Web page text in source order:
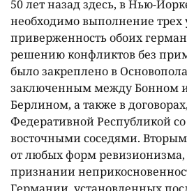
50 лет назад здесь, в Нью-
необходимо выполнение трех
приверженность обоих
решению конфликтов без
было закреплено в
заключенным между Бонном
Берлином, а также в
Федеративной Республикой
восточными соседями.
от любых форм ревизионизма,
признании